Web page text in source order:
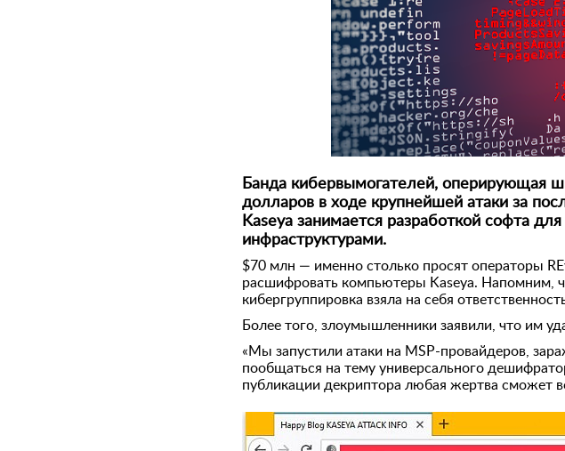
Банда кибервымогателей, оперирующая
долларов в ходе крупнейшей атаки за
Kaseya занимается разработкой софта
инфраструктурами.
$70 млн — именно столько просят операторы
расшифровать компьютеры Kaseya. Напомним,
кибергруппировка взяла на себя
Более того, злоумышленники заявили, что им
«Мы запустили атаки на MSP-провайдеров,
пообщаться на тему универсального
публикации декриптора любая жертва сможет